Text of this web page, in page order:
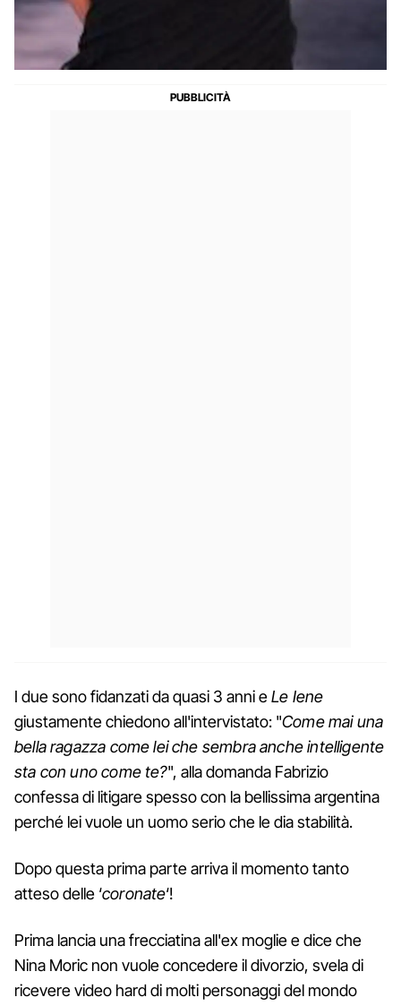
I due sono fidanzati da quasi 3 anni eLe Iene
giustamente chiedono all'intervistato: "Come mai una
bella ragazza come lei che sembra anche intelligente
sta con uno come te?", alla domanda Fabrizio
confessa di litigare spesso con la bellissima argentina
perché lei vuole un uomo serio che le dia stabilità.
Dopo questa prima parte arriva il momento tanto
atteso delle ‘coronate‘!
Prima lancia una frecciatina all'ex moglie e dice che
Nina Moric non vuole concedere il divorzio, svela di
ricevere video hard di molti personaggi del mondo